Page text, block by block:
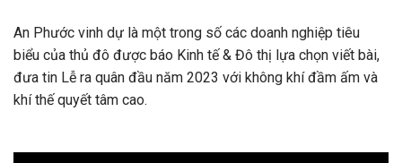
An Phước vinh dự là một trong số các doanh nghiệp tiêu
biểu của thủ đô được báo Kinh tế & Đô thị lựa chọn viết bài,
đưa tin Lễ ra quân đầu năm 2023 với không khí đầm ấm và
khí thế quyết tâm cao.